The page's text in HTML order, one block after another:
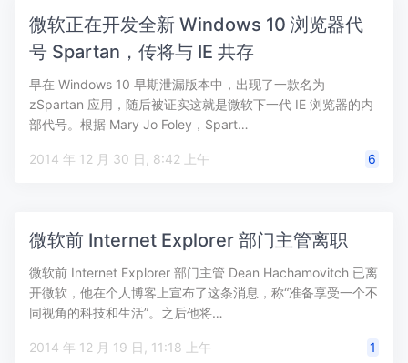
微软正在开发全新 Windows 10 浏览器代
号 Spartan，传将与 IE 共存
早在 Windows 10 早期泄漏版本中，出现了一款名为
zSpartan 应用，随后被证实这就是微软下一代 IE 浏览器的内
部代号。根据 Mary Jo Foley，Spart…
2014 年 12 月 30 日, 8:42 上午 6
微软前 Internet Explorer 部门主管离职
微软前 Internet Explorer 部门主管 Dean Hachamovitch 已离
开微软，他在个人博客上宣布了这条消息，称“准备享受一个不
同视角的科技和生活”。之后他将…
2014 年 12 月 19 日, 11:18 上午 1